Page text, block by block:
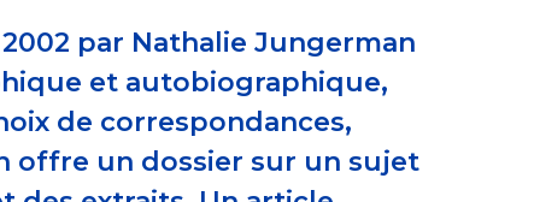
par Nathalie Jungerman
et autobiographique,
de correspondances,
offre un dossier sur un sujet